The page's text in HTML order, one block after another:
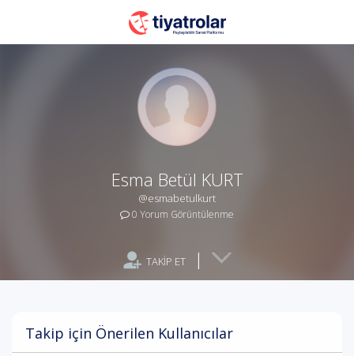
Esma Betül KURT
@esmabetulkurt
0 Yorum Görüntülenme
TAKİP ET |
Takip için Önerilen Kullanıcılar